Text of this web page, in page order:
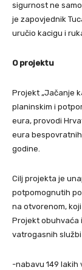
sigurnost ne
je zapovjednik
uručio kacigu i
O projektu
Projekt „Jačanje
planinskim i
eura, provodi
eura
godine.
Cilj projekta je
potpomognutih
na otvorenom,
Projekt obuhvaća
vatrogasnih službi
-nabavu 149 lakih